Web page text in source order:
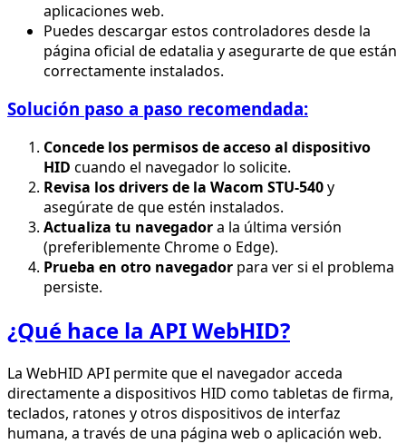
aplicaciones web.
Puedes descargar estos controladores desde la
página oficial de edatalia y asegurarte de que están
correctamente instalados.
Solución paso a paso recomendada:
Concede los permisos de acceso al dispositivo
HID cuando el navegador lo solicite.
Revisa los drivers de la Wacom STU-540y
asegúrate de que estén instalados.
Actualiza tu navegadora la última versión
(preferiblemente Chrome o Edge).
Prueba en otro navegador para ver si el problema
persiste.
¿Qué hace la API WebHID?
La WebHID API permite que el navegador acceda
directamente a dispositivos HID como tabletas de firma,
teclados, ratones y otros dispositivos de interfaz
humana, a través de una página web o aplicación web.